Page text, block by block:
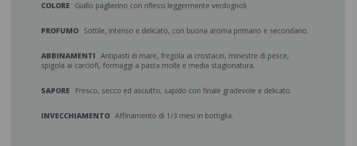
COLORE Giallo paglierino con riflessi leggermente verdognoli
PROFUMO Sottile, intenso e delicato, con buona aroma primario e secondario.
ABBINAMENTI Antipasti di mare, fregola ai crostacei, minestre di pesce,
spigola ai carciofi, formaggi a pasta molle e media stagionatura.
SAPORE Fresco, secco ed asciutto, sapido con finale gradevole e delicato.
INVECCHIAMENTO Affinamento di 1/3 mesi in bottiglia.